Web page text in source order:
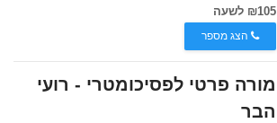
₪105 לשעה
הצג מספר
מורה פרטי לפסיכומטרי - רועי
הבר